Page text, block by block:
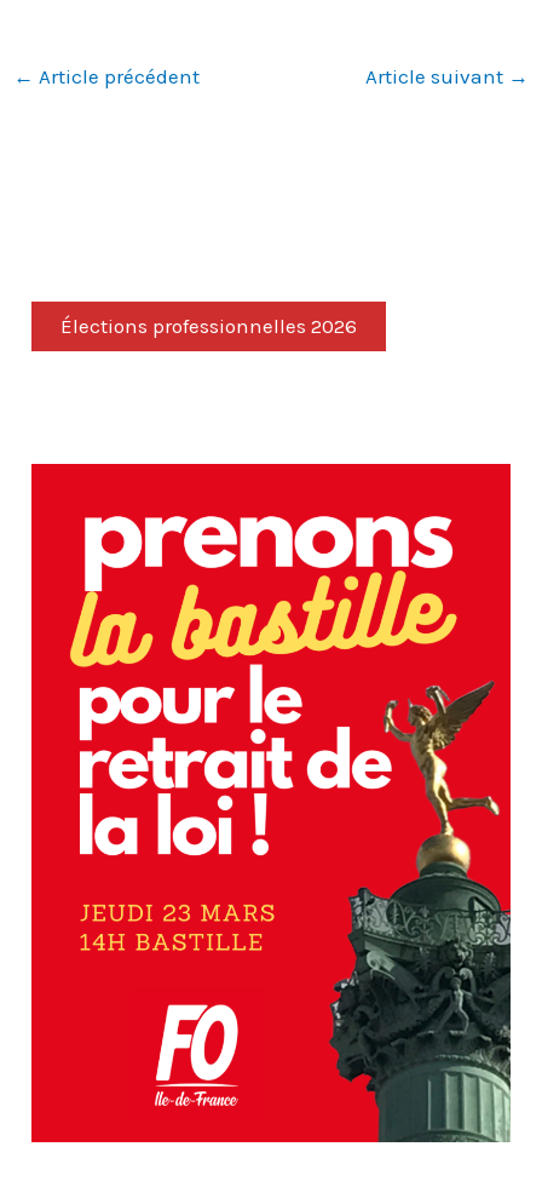
← Article précédent Article suivant →
Élections professionnelles 2026